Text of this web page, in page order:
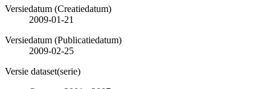
Versiedatum (Creatiedatum)
2009-01-21
Versiedatum (Publicatiedatum)
2009-02-25
Versie dataset(serie)